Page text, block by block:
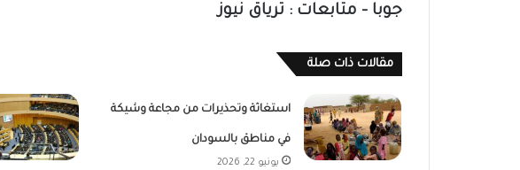
جوبا – متابعات : ترياق نيوز
مقالات ذات صلة
استغاثة وتحذيرات من مجاعة وشيكة
في مناطق بالسودان
يونيو 22, 2026